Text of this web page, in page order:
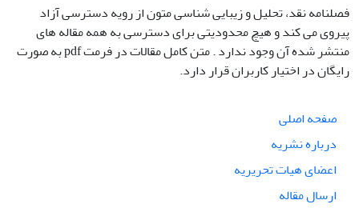
فصلنامه نقد، تحلیل و زیبایی شناسی متون از رویه دسترسی آزاد
پیروی می کند و هیچ محدودیتی برای دسترسی به همه مقاله های
منتشر شده آن وجود ندارد . متن کامل مقالات در فرمت pdf به صورت
رایگان در اختیار کاربران قرار دارد.
صفحه اصلی
درباره نشریه
اعضای هیات تحریریه
ارسال مقاله